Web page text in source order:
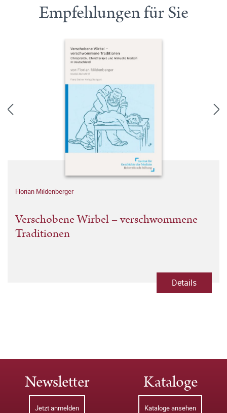
Empfehlungen für Sie
Florian Mildenberger
Verschobene Wirbel – verschwommene
Traditionen
Details
Newsletter
Jetzt anmelden
Kataloge
Kataloge ansehen